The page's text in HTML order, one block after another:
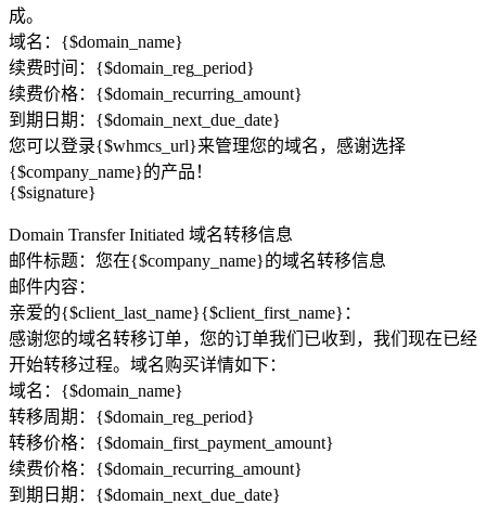
成。
域名：{$domain_name}
续费时间：{$domain_reg_period}
续费价格：{$domain_recurring_amount}
到期日期：{$domain_next_due_date}
您可以登录{$whmcs_url}来管理您的域名，感谢选择
{$company_name}的产品！
{$signature}
Domain Transfer Initiated 域名转移信息
邮件标题：您在{$company_name}的域名转移信息
邮件内容：
亲爱的{$client_last_name}{$client_first_name}：
感谢您的域名转移订单，您的订单我们已收到，我们现在已经
开始转移过程。域名购买详情如下：
域名：{$domain_name}
转移周期：{$domain_reg_period}
转移价格：{$domain_first_payment_amount}
续费价格：{$domain_recurring_amount}
到期日期：{$domain_next_due_date}